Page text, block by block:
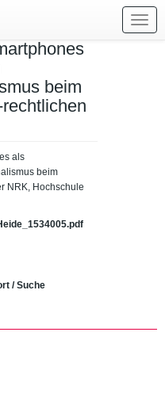
beim
als
beim
NRK, Hochschule
/ Suche